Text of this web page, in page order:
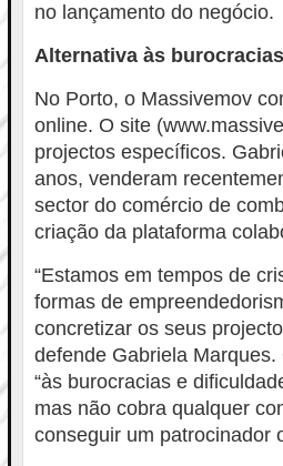
no lançamento do negócio.
Alternativa às burocracias
No Porto, o Massivemov
online. O site
projectos específicos.
anos, venderam
sector do comércio de
criação da plataforma
“Estamos em tempos de
formas de
concretizar os seus
defende Gabriela
“às burocracias e
mas não cobra qualquer
conseguir um patrocinador